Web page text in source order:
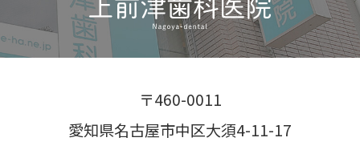
〒460-0011
愛知県名古屋市中区大須4-11-17